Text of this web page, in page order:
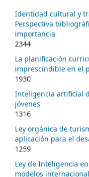
Identidad cultural y
Perspectiva
importancia
2344
La planificación
imprescindible en el
1930
Inteligencia artificial
jóvenes
1316
Ley orgánica de
aplicación para el
1259
Ley de Inteligencia
modelos